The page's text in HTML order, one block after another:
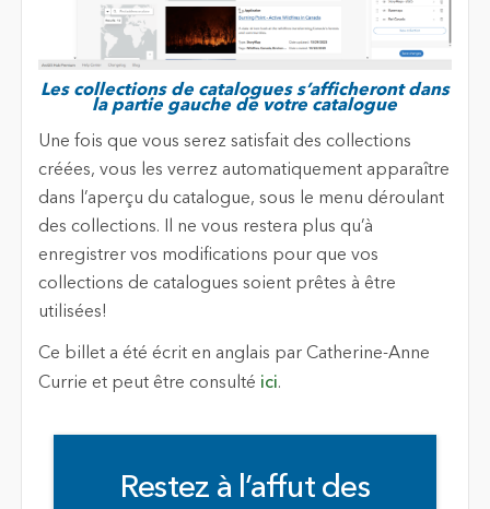
Les collections de catalogues s’afficheront dans
la partie gauche de votre catalogue
Une fois que vous serez satisfait des collections
créées, vous les verrez automatiquement apparaître
dans l’aperçu du catalogue, sous le menu déroulant
des collections. Il ne vous restera plus qu’à
enregistrer vos modifications pour que vos
collections de catalogues soient prêtes à être
utilisées!
Ce billet a été écrit en anglais par Catherine-Anne
Currie et peut être consulté ici.
Restez à l’affut des